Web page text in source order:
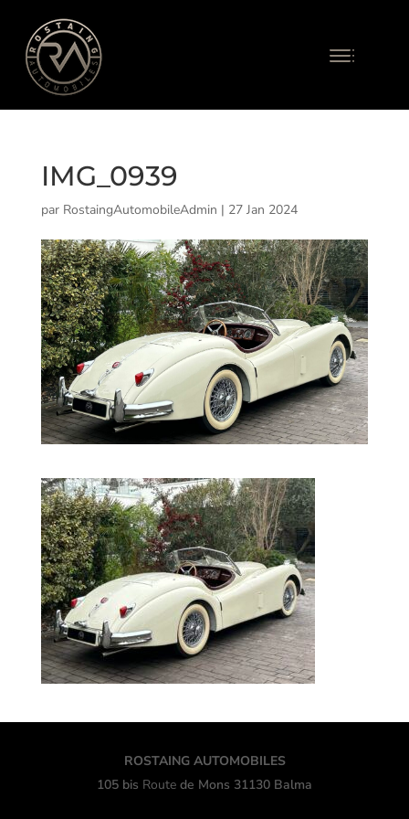
IMG_0939
par RostaingAutomobileAdmin | 27 Jan 2024
ROSTAING AUTOMOBILES
105 bis Route de Mons 31130 Balma